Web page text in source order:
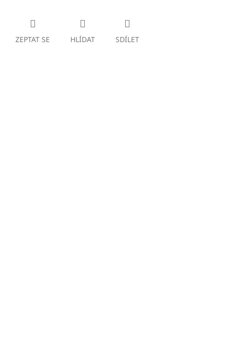
ZEPTAT SE HLÍDAT SDÍLET